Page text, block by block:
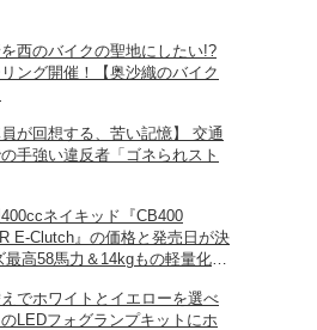
西のバイクの聖地にしたい!?
ング開催！【奥沙織のバイク
員が回想する、苦い記憶】 交通
手強い違反者「ゴネられスト
400ccネイキッド『CB400
E-Clutch』の価格と発売日が決
高58馬力＆14kgもの軽量化!?
車ニュース】
でホワイトとイエローを選べ
LEDフォグランプキットにホ